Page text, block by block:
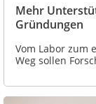
Mehr
Gründungen
Vom Labor zum
Weg sollen